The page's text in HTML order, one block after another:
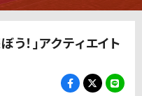
う！」アクティエイト